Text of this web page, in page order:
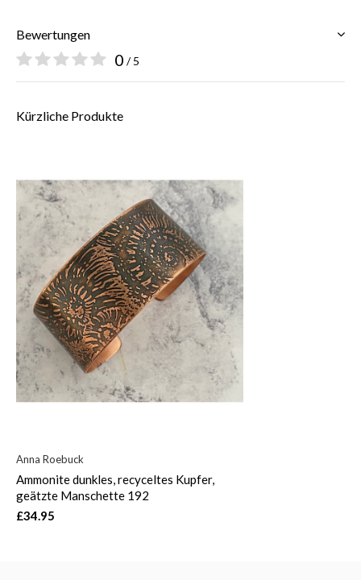
Bewertungen
0 / 5
Kürzliche Produkte
Anna Roebuck
Ammonite dunkles, recyceltes Kupfer,
geätzte Manschette 192
£34.95